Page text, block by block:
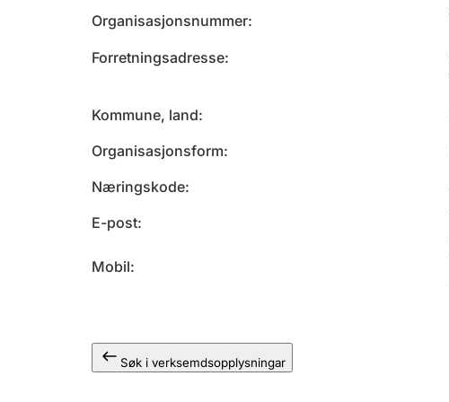
Organisasjonsnummer
Forretningsadresse
Kommune, land
Organisasjonsform
Næringskode
E-post
Mobil
Søk i verksemdsopplysningar